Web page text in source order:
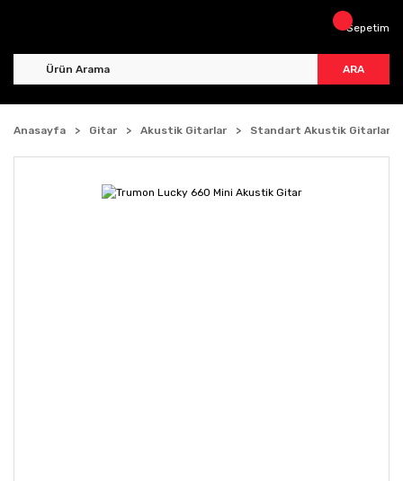
ARA
Sepetim
Anasayfa Gitar Akustik Gitarlar Standart Akustik Gitarlar